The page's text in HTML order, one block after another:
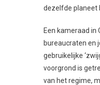
dezelfde planeet
Een kameraad in
bureaucraten en
gebruikelijke
voorgrond is
van het regime,